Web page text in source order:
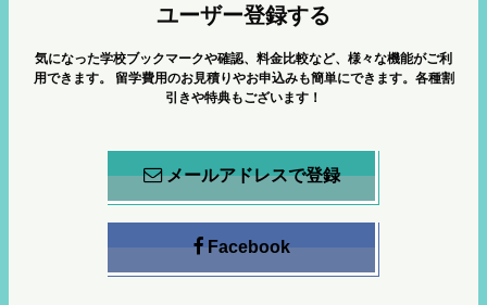
ユーザー登録する
気になった学校ブックマークや確認、料金比較など、様々な機能がご利
用できます。
留学費用のお見積りやお申込みも簡単にできます。各種割
引きや特典もございます！
メールアドレスで登録
Facebook